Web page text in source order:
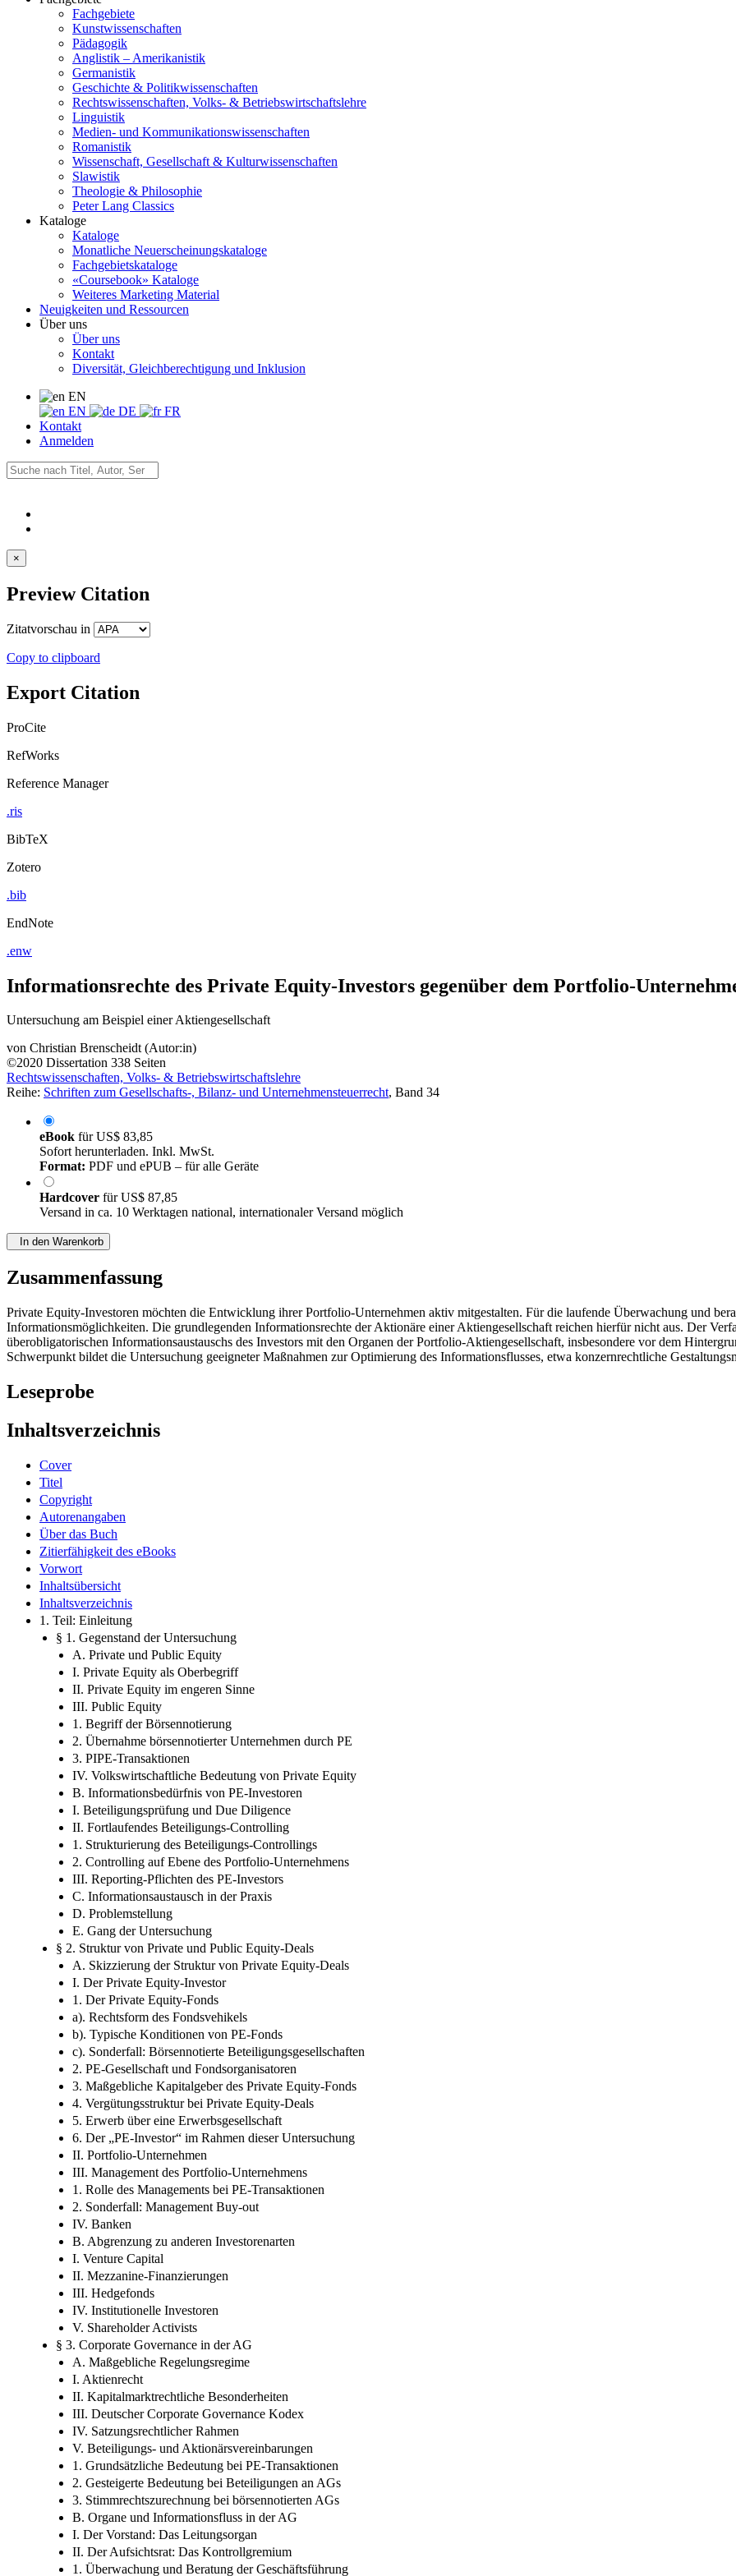
Fachgebiete
Kunstwissenschaften
Pädagogik
Anglistik – Amerikanistik
Germanistik
Geschichte & Politikwissenschaften
Rechtswissenschaften, Volks- & Betriebswirtschaftslehre
Linguistik
Medien- und Kommunikationswissenschaften
Romanistik
Wissenschaft, Gesellschaft & Kulturwissenschaften
Slawistik
Theologie & Philosophie
Peter Lang Classics
Kataloge
Kataloge
Monatliche Neuerscheinungskataloge
Fachgebietskataloge
«Coursebook» Kataloge
Weiteres Marketing Material
Neuigkeiten und Ressourcen
Über uns
Über uns
Kontakt
Diversität, Gleichberechtigung und Inklusion
EN
EN
DE
FR
Kontakt
Anmelden
×
Preview Citation
Zitatvorschau in
Copy to clipboard
Export Citation
ProCite
RefWorks
Reference Manager
.ris
BibTeX
Zotero
.bib
EndNote
.enw
Informationsrechte des Private Equity-Investors gegenüber dem Portfolio-
Untersuchung am Beispiel einer Aktiengesellschaft
von Christian Brenscheidt (Autor:in)
©2020 Dissertation 338 Seiten
Rechtswissenschaften, Volks- & Betriebswirtschaftslehre
Reihe: Schriften zum Gesellschafts-, Bilanz- und Unternehmensteuerrecht, Band 34
eBook fürUS$ 83,85
Sofort herunterladen. Inkl. MwSt.
Format: PDF und ePUB – für alle Geräte
Hardcover fürUS$ 87,85
Versand in ca. 10 Werktagen national, internationaler Versand möglich
In den Warenkorb
Zusammenfassung
Private Equity-Investoren möchten die Entwicklung ihrer Portfolio-Unternehmen aktiv mitgestalten. Für die laufende Überwachung und
Informationsmöglichkeiten. Die grundlegenden Informationsrechte der Aktionäre einer Aktiengesellschaft reichen hierfür nicht aus. Der
überobligatorischen Informationsaustauschs des Investors mit den Organen der Portfolio-Aktiengesellschaft, insbesondere vor dem
Schwerpunkt bildet die Untersuchung geeigneter Maßnahmen zur Optimierung des Informationsflusses, etwa konzernrechtliche
Leseprobe
Inhaltsverzeichnis
Cover
Titel
Copyright
Autorenangaben
Über das Buch
Zitierfähigkeit des eBooks
Vorwort
Inhaltsübersicht
Inhaltsverzeichnis
1. Teil: Einleitung
§ 1. Gegenstand der Untersuchung
A. Private und Public Equity
I. Private Equity als Oberbegriff
II. Private Equity im engeren Sinne
III. Public Equity
1. Begriff der Börsennotierung
2. Übernahme börsennotierter Unternehmen durch PE
3. PIPE-Transaktionen
IV. Volkswirtschaftliche Bedeutung von Private Equity
B. Informationsbedürfnis von PE-Investoren
I. Beteiligungsprüfung und Due Diligence
II. Fortlaufendes Beteiligungs-Controlling
1. Strukturierung des Beteiligungs-Controllings
2. Controlling auf Ebene des Portfolio-Unternehmens
III. Reporting-Pflichten des PE-Investors
C. Informationsaustausch in der Praxis
D. Problemstellung
E. Gang der Untersuchung
§ 2. Struktur von Private und Public Equity-Deals
A. Skizzierung der Struktur von Private Equity-Deals
I. Der Private Equity-Investor
1. Der Private Equity-Fonds
a). Rechtsform des Fondsvehikels
b). Typische Konditionen von PE-Fonds
c). Sonderfall: Börsennotierte Beteiligungsgesellschaften
2. PE-Gesellschaft und Fondsorganisatoren
3. Maßgebliche Kapitalgeber des Private Equity-Fonds
4. Vergütungsstruktur bei Private Equity-Deals
5. Erwerb über eine Erwerbsgesellschaft
6. Der „PE-Investor“ im Rahmen dieser Untersuchung
II. Portfolio-Unternehmen
III. Management des Portfolio-Unternehmens
1. Rolle des Managements bei PE-Transaktionen
2. Sonderfall: Management Buy-out
IV. Banken
B. Abgrenzung zu anderen Investorenarten
I. Venture Capital
II. Mezzanine-Finanzierungen
III. Hedgefonds
IV. Institutionelle Investoren
V. Shareholder Activists
§ 3. Corporate Governance in der AG
A. Maßgebliche Regelungsregime
I. Aktienrecht
II. Kapitalmarktrechtliche Besonderheiten
III. Deutscher Corporate Governance Kodex
IV. Satzungsrechtlicher Rahmen
V. Beteiligungs- und Aktionärsvereinbarungen
1. Grundsätzliche Bedeutung bei PE-Transaktionen
2. Gesteigerte Bedeutung bei Beteiligungen an AGs
3. Stimmrechtszurechnung bei börsennotierten AGs
B. Organe und Informationsfluss in der AG
I. Der Vorstand: Das Leitungsorgan
II. Der Aufsichtsrat: Das Kontrollgremium
1. Überwachung und Beratung der Geschäftsführung